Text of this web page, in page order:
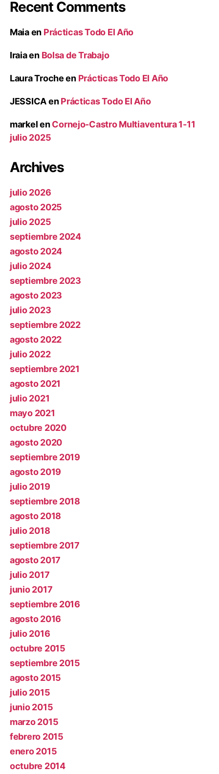
Recent Comments
Maiaen Prácticas Todo El Año
Iraiaen Bolsa de Trabajo
Laura Trocheen Prácticas Todo El Año
JESSICAenPrácticas Todo El Año
markelenCornejo-Castro Multiaventura 1-11
julio 2025
Archives
julio 2026
agosto 2025
julio 2025
septiembre 2024
agosto 2024
julio 2024
septiembre 2023
agosto 2023
julio 2023
septiembre 2022
agosto 2022
julio 2022
septiembre 2021
agosto 2021
julio 2021
mayo 2021
octubre 2020
agosto 2020
septiembre 2019
agosto 2019
julio 2019
septiembre 2018
agosto 2018
julio 2018
septiembre 2017
agosto 2017
julio 2017
junio 2017
septiembre 2016
agosto 2016
julio 2016
octubre 2015
septiembre 2015
agosto 2015
julio 2015
junio 2015
marzo 2015
febrero 2015
enero 2015
octubre 2014